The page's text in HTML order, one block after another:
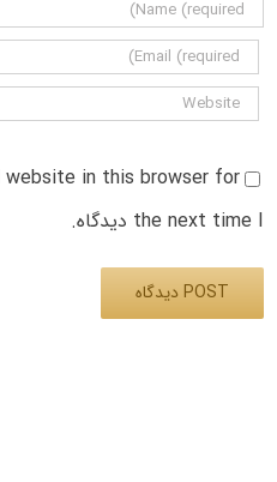
website in this browser for
the next time I دیدگاه.